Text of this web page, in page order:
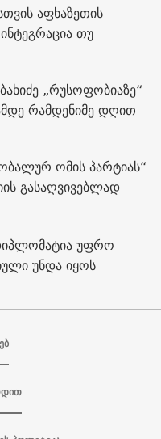
აფხაზეთის
თუ
„რუსოფობიაზე“
რამდენიმე დღით
ომის პარტიას“
გასაღვივებლად
უფრო
უნდა იყოს